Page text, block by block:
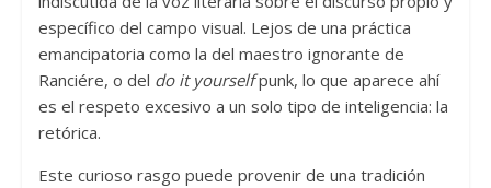
específico del campo visual. Lejos de una práctica
emancipatoria como la del maestro ignorante de
Ranciére, o del do it yourselfpunk, lo que aparece ahí
es el respeto excesivo a un solo tipo de inteligencia: la
retórica.
Este curioso rasgo puede provenir de una tradición